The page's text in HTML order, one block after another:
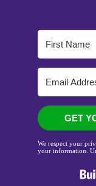
GET
We respect your
your information.